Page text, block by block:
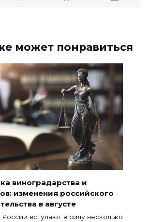
может понравиться
виноградарства и
изменения российского
в августе
России вступают в силу несколько